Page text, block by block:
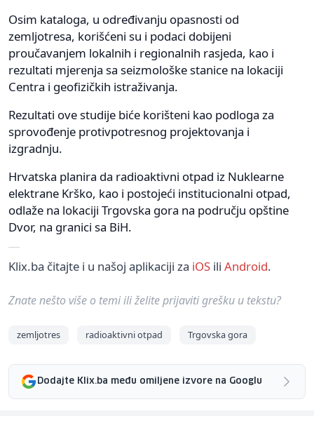
Osim kataloga, u određivanju opasnosti od
zemljotresa, korišćeni su i podaci dobijeni
proučavanjem lokalnih i regionalnih rasjeda, kao i
rezultati mjerenja sa seizmološke stanice na lokaciji
Centra i geofizičkih istraživanja.
Rezultati ove studije biće korišteni kao podloga za
sprovođenje protivpotresnog projektovanja i
izgradnju.
Hrvatska planira da radioaktivni otpad iz Nuklearne
elektrane Krško, kao i postojeći institucionalni otpad,
odlaže na lokaciji Trgovska gora na području opštine
Dvor, na granici sa BiH.
Klix.ba čitajte i u našoj aplikaciji za iOS ili Android.
Znate nešto više o temi ili želite prijaviti grešku u tekstu?
zemljotres radioaktivni otpad Trgovska gora
Dodajte Klix.ba među omiljene izvore na Googlu